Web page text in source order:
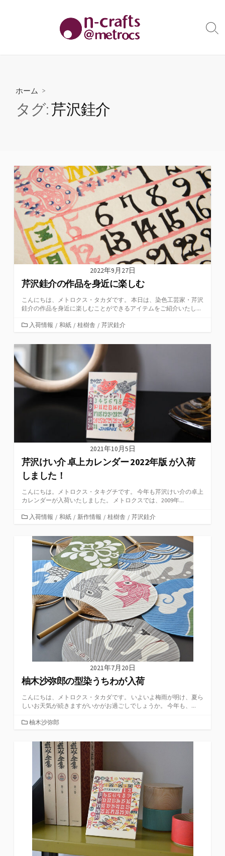
ツ
検
ホーム >
タグ:芹沢銈介
2022年9月27日
芹沢銈介の作品を身近に楽しむ
こんにちは、メトロクス・タカダです。 本日は、染色工芸家・芹沢
銈介の作品を身近に楽しむことができるアイテムをご紹介いたし...
カ
ゴ
入荷情報 / 和紙 / 桂樹舎 / 芹沢銈介
2021年10月5日
芹沢けい介 卓上カレンダー 2022年版 が入荷
しました！
こんにちは。メトロクス・タキグチです。 今年も芹沢けい介の卓上
カレンダーが入荷いたしました。 メトロクスでは、2009年...
カ
ゴ
リ
入荷情報 / 和紙 / 新作情報 / 桂樹舎 / 芹沢銈介
2021年7月20日
柚木沙弥郎の型染うちわが入荷
こんにちは、メトロクス・タカダです。 いよいよ梅雨が明け、夏ら
しいお天気が続きますがいかがお過ごしでしょうか。 今年も、...
カ
ゴ
柚木沙弥郎